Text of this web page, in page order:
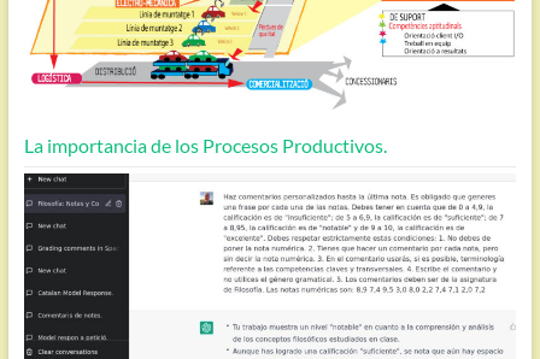
La importancia de los Procesos Productivos.